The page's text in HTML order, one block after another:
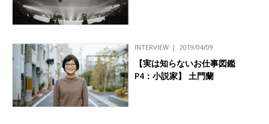
INTERVIEW 2019/04/09
【実は知らないお仕事図鑑
P4：小説家】 土門蘭